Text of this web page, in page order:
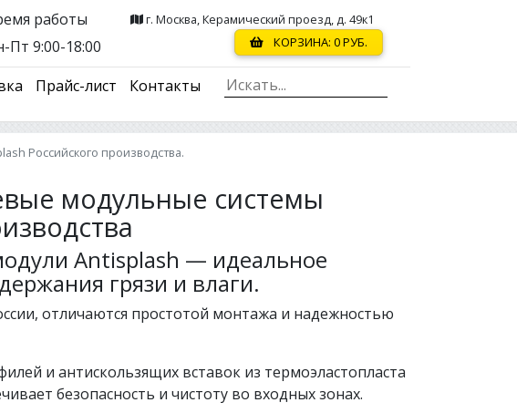
работы
Пт 9:00-18:00
г. Москва, Керамический проезд, д. 49к1
КОРЗИНА: 0РУБ.
Прайс-лист Контакты
Российского производства.
модульные системы
Antisplash — идеальное
грязи и влаги.
отличаются простотой монтажа и надежностью
и антискользящих вставок из термоэластопласта
безопасность и чистоту во входных зонах.